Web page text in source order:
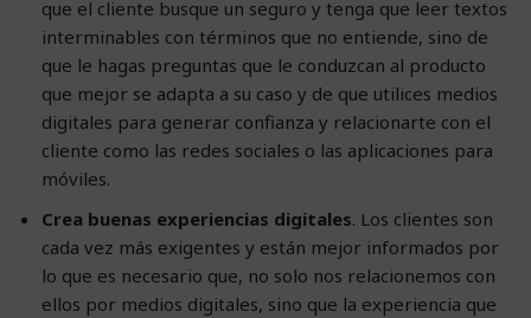
que el cliente busque un seguro y tenga que leer textos
interminables con términos que no entiende, sino de
que le hagas preguntas que le conduzcan al producto
que mejor se adapta a su caso y de que utilices medios
digitales para generar confianza y relacionarte con el
cliente como las redes sociales o las aplicaciones para
móviles.
Crea buenas experiencias digitales. Los clientes son
cada vez más exigentes y están mejor informados por
lo que es necesario que, no solo nos relacionemos con
ellos por medios digitales, sino que la experiencia que